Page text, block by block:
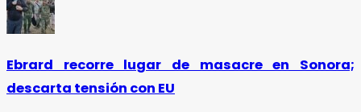
Ebrard recorre lugar de masacre en Sonora;
descarta tensión con EU